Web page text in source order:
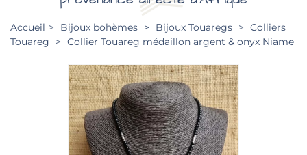
Accueil > Bijoux bohèmes > Bijoux Touaregs > Colliers
Touareg
> Collier Touareg médaillon argent & onyx Niame